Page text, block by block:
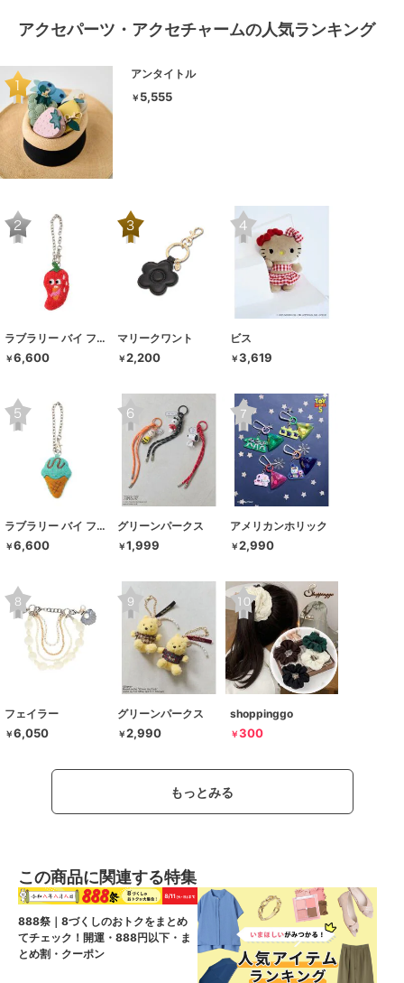
アクセパーツ・アクセチャームの人気ランキング
アンタイトル
￥ 5,555
ラブラリー バイ フェイラー
￥6,600
マリークワント
￥2,200
ビス
￥3,619
ラブラリー バイ フェイラー
￥6,600
グリーンパークス
￥1,999
アメリカンホリック
￥2,990
フェイラー
￥6,050
グリーンパークス
￥2,990
shoppinggo
￥300
もっとみる
この商品に関連する特集
888祭｜8づくしのおトクをまとめ
てチェック！開運・888円以下・ま
とめ割・クーポン